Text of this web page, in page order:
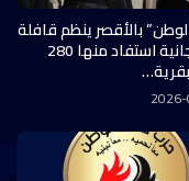
بالأقصر ينظم قافلة
طبية مجانية استفاد منها 280